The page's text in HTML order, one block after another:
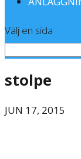
Välj en sida
stolpe
JUN 17, 2015